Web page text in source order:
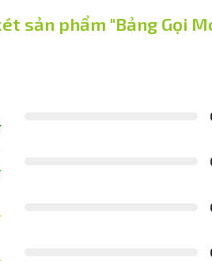
sản phẩm "Bảng Gọi